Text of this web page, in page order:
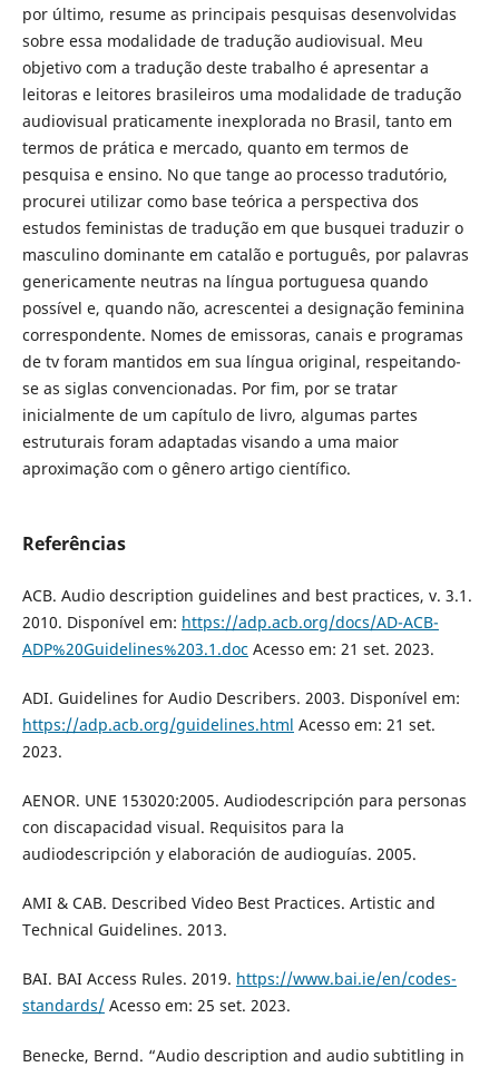
por último, resume as principais pesquisas desenvolvidas
sobre essa modalidade de tradução audiovisual. Meu
objetivo com a tradução deste trabalho é apresentar a
leitoras e leitores brasileiros uma modalidade de tradução
audiovisual praticamente inexplorada no Brasil, tanto em
termos de prática e mercado, quanto em termos de
pesquisa e ensino. No que tange ao processo tradutório,
procurei utilizar como base teórica a perspectiva dos
estudos feministas de tradução em que busquei traduzir o
masculino dominante em catalão e português, por palavras
genericamente neutras na língua portuguesa quando
possível e, quando não, acrescentei a designação feminina
correspondente. Nomes de emissoras, canais e programas
de tv foram mantidos em sua língua original, respeitando-
se as siglas convencionadas. Por fim, por se tratar
inicialmente de um capítulo de livro, algumas partes
estruturais foram adaptadas visando a uma maior
aproximação com o gênero artigo científico.
Referências
ACB. Audio description guidelines and best practices, v. 3.1.
2010. Disponível em: https://adp.acb.org/docs/AD-ACB-
ADP%20Guidelines%203.1.doc Acesso em: 21 set. 2023.
ADI. Guidelines for Audio Describers. 2003. Disponível em:
https://adp.acb.org/guidelines.html Acesso em: 21 set.
2023.
AENOR. UNE 153020:2005. Audiodescripción para personas
con discapacidad visual. Requisitos para la
audiodescripción y elaboración de audioguías. 2005.
AMI & CAB. Described Video Best Practices. Artistic and
Technical Guidelines. 2013.
BAI. BAI Access Rules. 2019. https://www.bai.ie/en/codes-
standards/Acesso em: 25 set. 2023.
Benecke, Bernd. “Audio description and audio subtitling in